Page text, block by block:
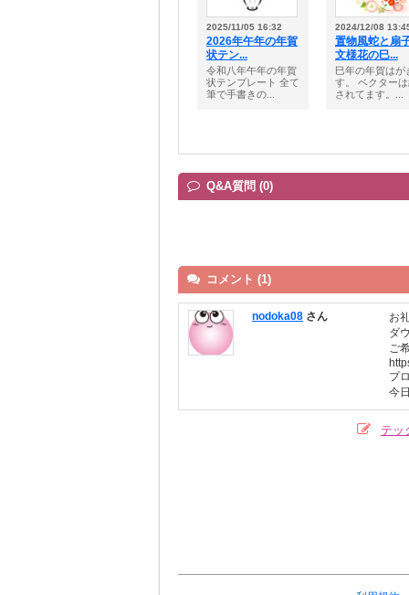
2025/11/05 16:32
2026年午年の年賀
状テン...
令和八年午年の年賀
状テンプレート 全て
筆で手書きの...
2024/12/08
置物風蛇と扇
文様花の巳...
巳年の年賀はが
す。 ベクター
されてます。...
Q&A質問 (0)
コメント (1)
nodoka08 さん
お
ダ
ご
プ
今
テッ